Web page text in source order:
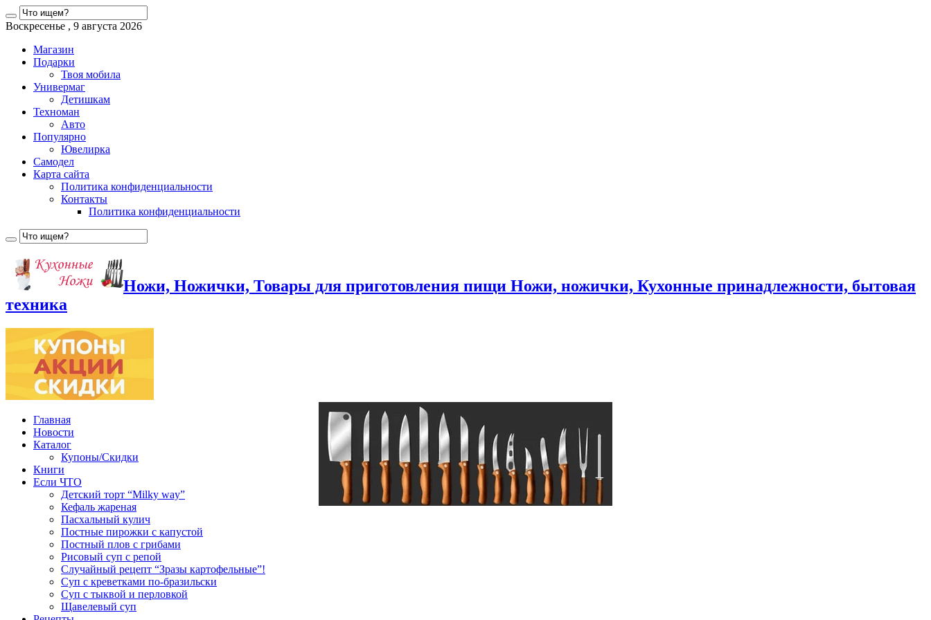
Воскресенье , 9 августа 2026
Магазин
Подарки
Твоя мобила
Универмаг
Детишкам
Техноман
Авто
Популярно
Ювелирка
Самодел
Карта сайта
Политика конфиденциальности
Контакты
Политика конфиденциальности
Ножи, Ножички, Товары для приготовления пищи Ножи, ножички, Кухонные принадлежности, бытовая
техника
Главная
Новости
Каталог
Купоны/Скидки
Книги
Если ЧТО
Детский торт “Milky way”
Кефаль жареная
Пасхальный кулич
Постные пирожки с капустой
Постный плов с грибами
Рисовый суп с репой
Случайный рецепт “Зразы картофельные”!
Суп с креветками по-бразильски
Суп с тыквой и перловкой
Щавелевый суп